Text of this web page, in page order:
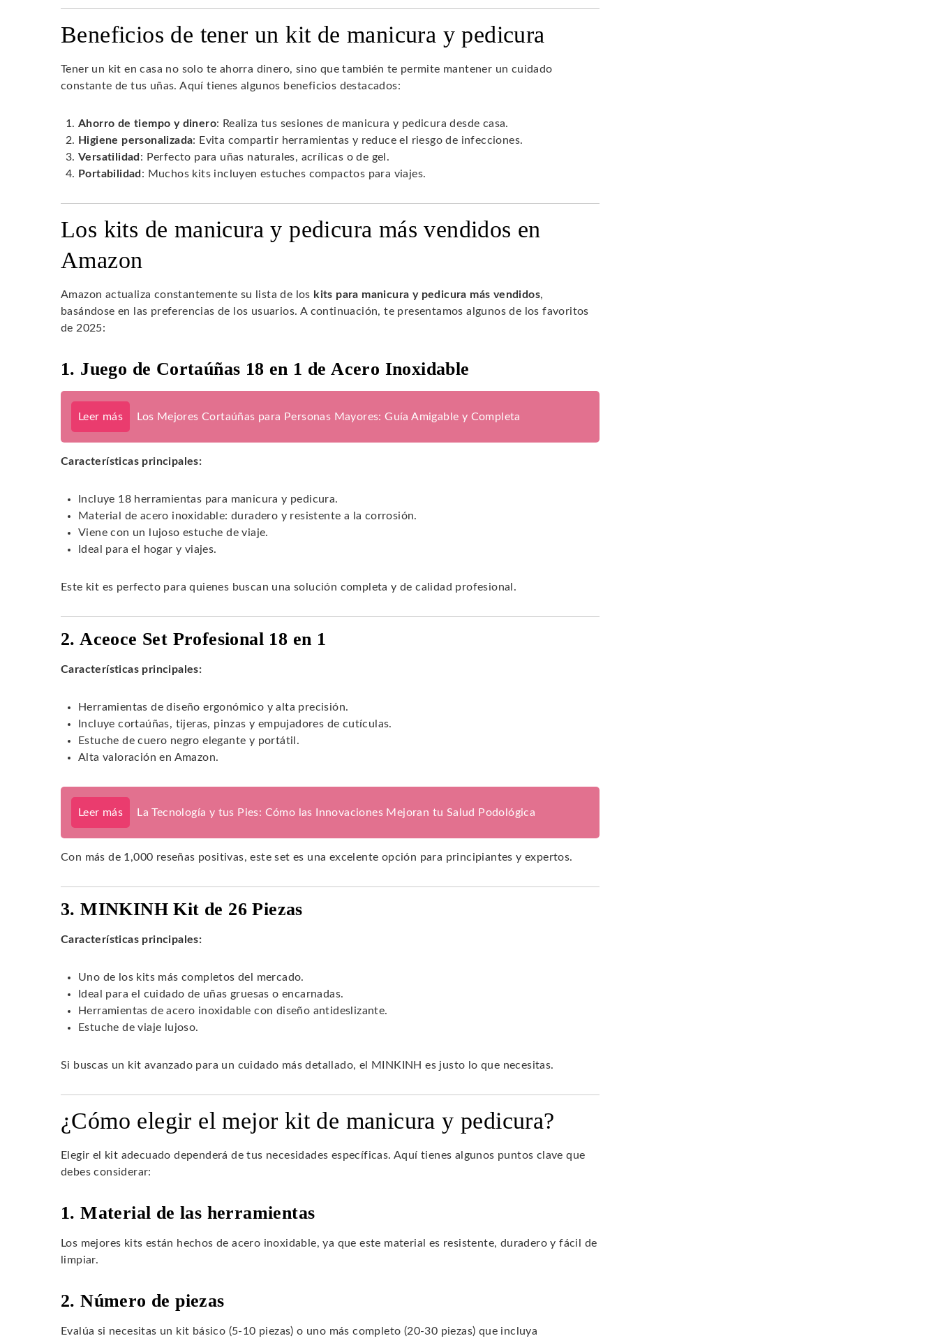
Beneficios de tener un kit de manicura y pedicura
Tener un kit en casa no solo te ahorra dinero, sino que también te permite mantener un cuidado
constante de tus uñas. Aquí tienes algunos beneficios destacados:
Ahorro de tiempo y dinero: Realiza tus sesiones de manicura y pedicura desde casa.
Higiene personalizada: Evita compartir herramientas y reduce el riesgo de infecciones.
Versatilidad: Perfecto para uñas naturales, acrílicas o de gel.
Portabilidad: Muchos kits incluyen estuches compactos para viajes.
Los kits de manicura y pedicura más vendidos en
Amazon
Amazon actualiza constantemente su lista de los kits para manicura y pedicura más vendidos,
basándose en las preferencias de los usuarios. A continuación, te presentamos algunos de los favoritos
de 2025:
1. Juego de Cortaúñas 18 en 1 de Acero Inoxidable
Leer más Los Mejores Cortaúñas para Personas Mayores: Guía Amigable y Completa
Características principales:
Incluye 18 herramientas para manicura y pedicura.
Material de acero inoxidable: duradero y resistente a la corrosión.
Viene con un lujoso estuche de viaje.
Ideal para el hogar y viajes.
Este kit es perfecto para quienes buscan una solución completa y de calidad profesional.
2. Aceoce Set Profesional 18 en 1
Características principales:
Herramientas de diseño ergonómico y alta precisión.
Incluye cortaúñas, tijeras, pinzas y empujadores de cutículas.
Estuche de cuero negro elegante y portátil.
Alta valoración en Amazon.
Leer más La Tecnología y tus Pies: Cómo las Innovaciones Mejoran tu Salud Podológica
Con más de 1,000 reseñas positivas, este set es una excelente opción para principiantes y expertos.
3. MINKINH Kit de 26 Piezas
Características principales:
Uno de los kits más completos del mercado.
Ideal para el cuidado de uñas gruesas o encarnadas.
Herramientas de acero inoxidable con diseño antideslizante.
Estuche de viaje lujoso.
Si buscas un kit avanzado para un cuidado más detallado, el MINKINH es justo lo que necesitas.
¿Cómo elegir el mejor kit de manicura y pedicura?
Elegir el kit adecuado dependerá de tus necesidades específicas. Aquí tienes algunos puntos clave que
debes considerar:
1. Material de las herramientas
Los mejores kits están hechos de acero inoxidable, ya que este material es resistente, duradero y fácil de
limpiar.
2. Número de piezas
Evalúa si necesitas un kit básico (5-10 piezas) o uno más completo (20-30 piezas) que incluya